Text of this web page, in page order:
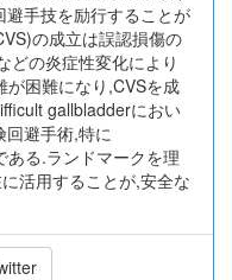
手技を励行することが
の成立は誤認損傷の
どの炎症性変化により
困難になり,CVSを成
gallbladderにおい
回避手術,特に
る.ランドマークを理
活用することが,安全な